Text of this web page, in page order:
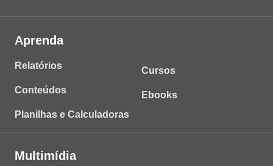
Aprenda
Relatórios
Conteúdos
Planilhas e Calculadoras
Cursos
Ebooks
Multimídia